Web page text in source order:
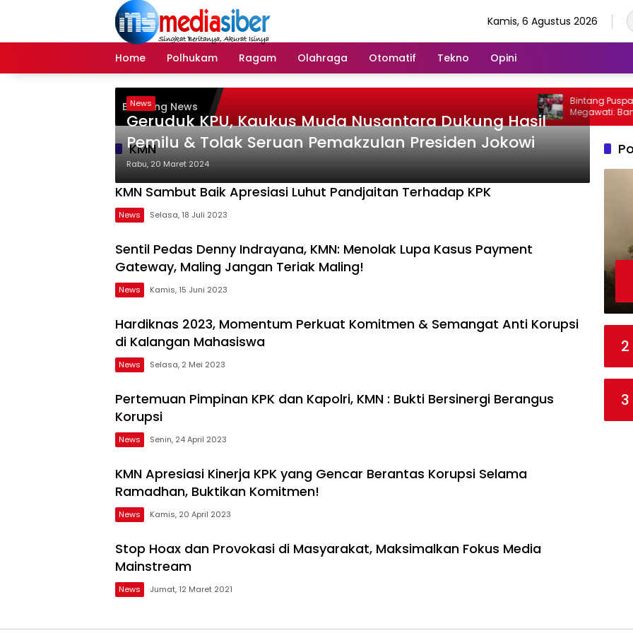
Kamis, 6 Agustus 2026
Home Polhukam Ragam Olahraga Otomatif Tekno Opini
Breaking News
Bintang
Megawati: Bang
Dipantau dan
KMN
News
Geruduk KPU, Kaukus Muda Nusantara Dukung Hasil
Pemilu & Tolak Seruan Pemakzulan Presiden Jokowi
Rabu, 20 Maret 2024
KMN Sambut Baik Apresiasi Luhut Pandjaitan Terhadap KPK
News Selasa, 18 Juli 2023
Sentil Pedas Denny Indrayana, KMN: Menolak Lupa Kasus Payment
Gateway, Maling Jangan Teriak Maling!
News Kamis, 15 Juni 2023
Hardiknas 2023, Momentum Perkuat Komitmen & Semangat Anti Korupsi
di Kalangan Mahasiswa
News Selasa, 2 Mei 2023
Pertemuan Pimpinan KPK dan Kapolri, KMN : Bukti Bersinergi Berangus
Korupsi
News Senin, 24 April 2023
KMN Apresiasi Kinerja KPK yang Gencar Berantas Korupsi Selama
Ramadhan, Buktikan Komitmen!
News Kamis, 20 April 2023
Stop Hoax dan Provokasi di Masyarakat, Maksimalkan Fokus Media
Mainstream
News Jumat, 12 Maret 2021
2
3